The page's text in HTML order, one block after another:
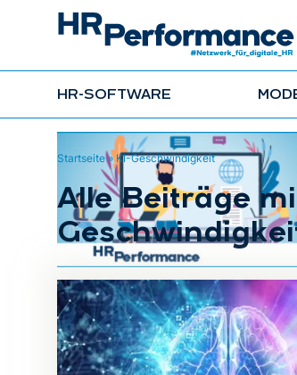
HR-SOFTWARE
Startseite»KI-Geschwindigkeit
Alle Beiträge